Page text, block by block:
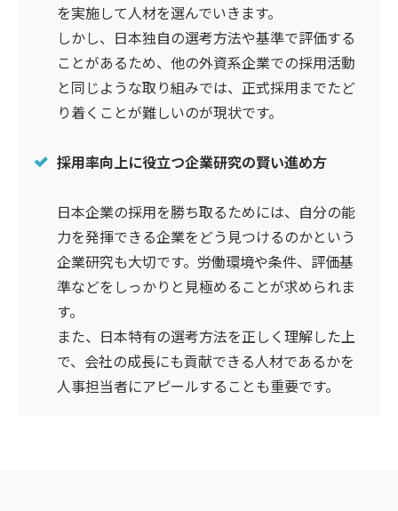
を実施して人材を選んでいきます。
しかし、日本独自の選考方法や基準で評価する
ことがあるため、他の外資系企業での採用活動
と同じような取り組みでは、正式採用までたど
り着くことが難しいのが現状です。
採用率向上に役立つ企業研究の賢い進め方
日本企業の採用を勝ち取るためには、自分の能
力を発揮できる企業をどう見つけるのかという
企業研究も大切です。労働環境や条件、評価基
準などをしっかりと見極めることが求められま
す。
また、日本特有の選考方法を正しく理解した上
で、会社の成長にも貢献できる人材であるかを
人事担当者にアピールすることも重要です。